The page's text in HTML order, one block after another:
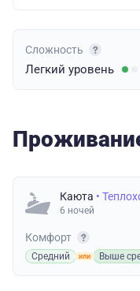
Сложность
Легкий уровень
Каюта •
6 ночей
Комфорт
Средний Выше